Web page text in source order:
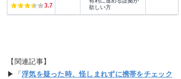
3.7
欲しい方
【関連記事】
▶「浮気を疑った時、怪しまれずに携帯をチェック